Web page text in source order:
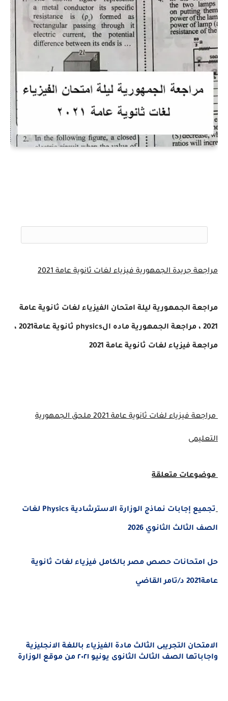
مراجعة جريدة الجمهورية فيزياء لغات ثانوية عامة 2021
مراجعة الجمهورية ليلة امتحان الفيزياء لغات ثانوية عامة
2021 ، مراجعة الجمهورية ماده الphysics ثانوية عامة2021 ،
مراجعة فيزياء لغات ثانوية عامة 2021
مراجعة فيزياء لغات ثانوية عامة 2021 ملحق الجمهورية
التعليمى
موضوعات متعلقة
تجميع إجابات نماذج الوزارة الاسترشادية Physics لغات
الصف الثالث الثانوي 2026
حل امتحانات حصص مصر بالكامل فيزياء لغات ثانوية
عامة2021 د/تامر القاضي
الامتحان التجريبى الثالث مادة الفيزياء باللغة الانجليزية
واجاباتها الصف الثالث الثانوى يونيو ٢٠٢١ من موقع الوزارة